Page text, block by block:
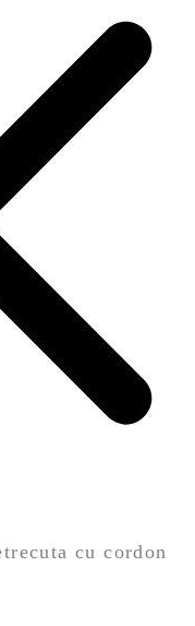
cu cordon